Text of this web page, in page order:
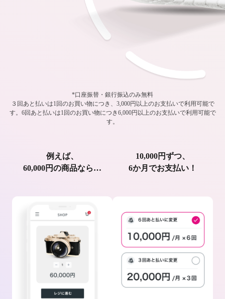
*口座振替・銀行振込のみ無料
３回あと払いは1回のお買い物につき、3,000円以上のお支払いで利用可能で
す。 6回あと払いは1回のお買い物につき6,000円以上のお支払いで利用可能で
す。
例えば、
60,000円の商品なら…
10,000円ずつ、
6か月でお支払い！